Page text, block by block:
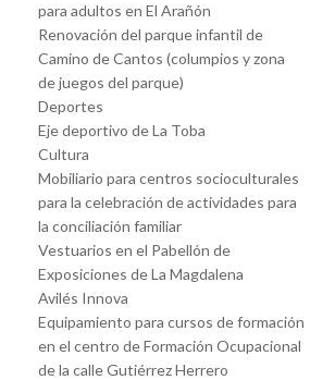
para adultos en El Arañón
Renovación del parque infantil de
Camino de Cantos (columpios y zona
de juegos del parque)
Deportes
Eje deportivo de La Toba
Cultura
Mobiliario para centros socioculturales
para la celebración de actividades para
la conciliación familiar
Vestuarios en el Pabellón de
Exposiciones de La Magdalena
Avilés Innova
Equipamiento para cursos de formación
en el centro de Formación Ocupacional
de la calle Gutiérrez Herrero